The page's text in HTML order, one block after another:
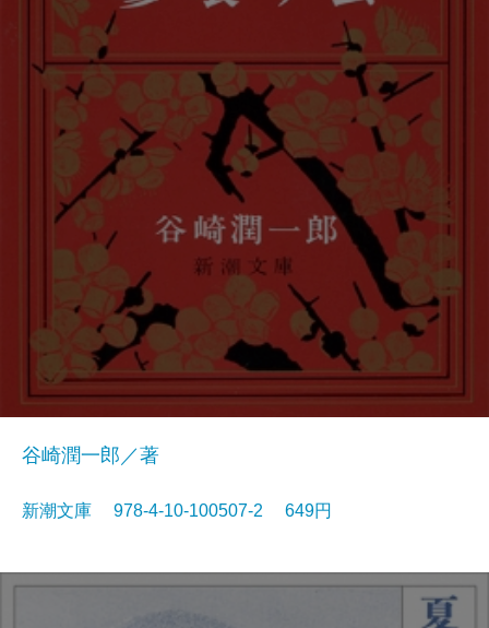
谷崎潤一郎／著
新潮文庫 978-4-10-100507-2 649円